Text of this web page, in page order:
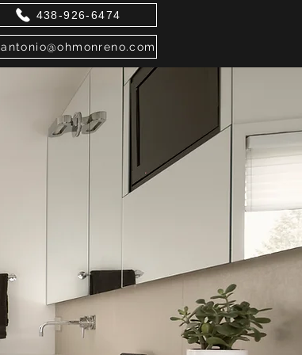
438-926-6474
antonio@ohmonreno.com